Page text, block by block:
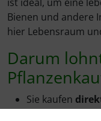
ist ideal, um eine
Bienen und andere
hier Lebensraum
Darum
Sie kaufen